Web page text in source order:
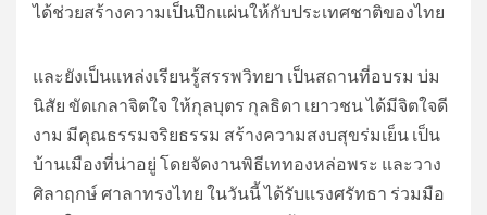
ได้ช่วยสร้างความเป็นปึกแผ่นให้กับประเทศชาติของไทย
และยังเป็นแหล่งเรียนรู้สรรพวิทยา เป็นสถานที่อบรม บ่ม
นิสัย ขัดเกลาจิตใจ ให้กุลบุตร กุลธิดา เยาวชน ได้มีจิตใจดี
งาม มีคุณธรรมจริยธรรม สร้างความสงบสุขร่มเย็น เป็น
บ้านเมืองที่น่าอยู่ โดยจัดงานพิธีเททองหล่อพระ และวาง
ศิลาฤกษ์ ศาลาทรงไทย ในวันนี้ ได้รับแรงศรัทธา ร่วมมือ